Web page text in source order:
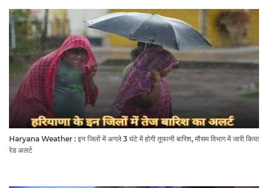
Haryana Weather : इन जिलों में अगले 3 घंटे में होगी तूफानी बारिश, मौसम विभाग में जारी किया
रेड अलर्ट